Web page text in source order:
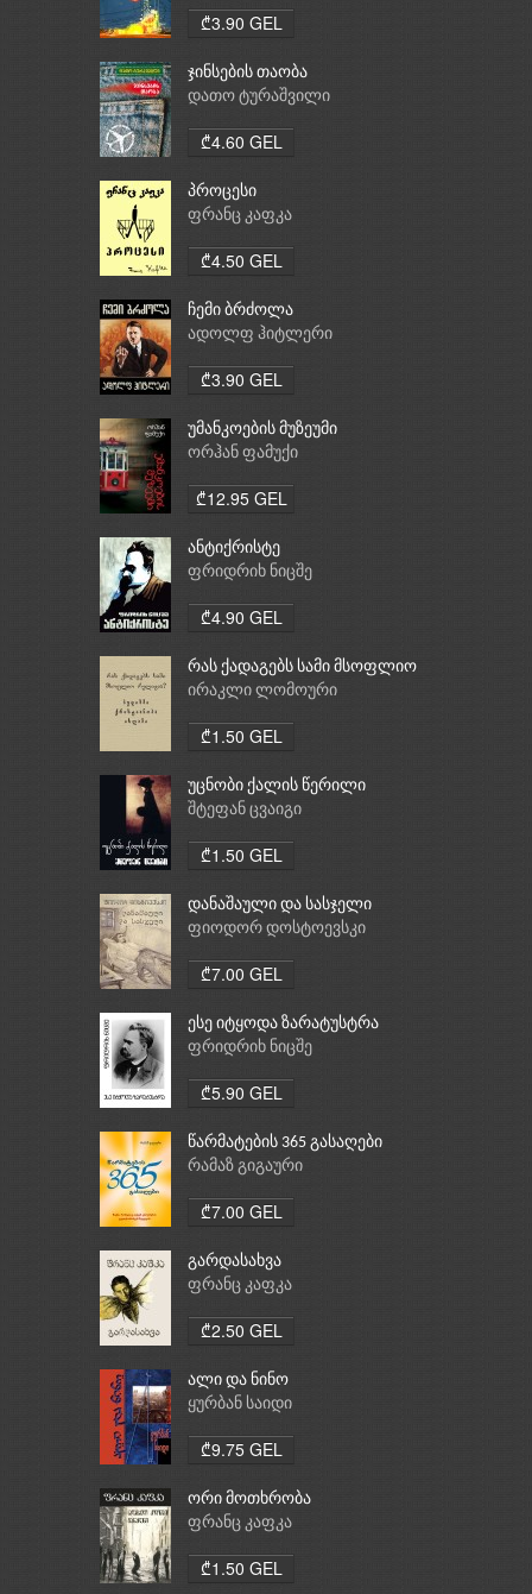
₾3.90 GEL
ჯინსების თაობა
დათო ტურაშვილი
₾4.60 GEL
პროცესი
ფრანც კაფკა
₾4.50 GEL
ჩემი ბრძოლა
ადოლფ ჰიტლერი
₾3.90 GEL
უმანკოების მუზეუმი
ორჰან ფამუქი
₾12.95 GEL
ანტიქრისტე
ფრიდრიხ ნიცშე
₾4.90 GEL
რას ქადაგებს სამი მსოფლიო
რელიგია: ბუდიზმი,
ირაკლი ლომოური
₾1.50 GEL
უცნობი ქალის წერილი
შტეფან ცვაიგი
₾1.50 GEL
დანაშაული და სასჯელი
ფიოდორ დოსტოევსკი
₾7.00 GEL
ესე იტყოდა ზარატუსტრა
ფრიდრიხ ნიცშე
₾5.90 GEL
წარმატების 365 გასაღები
რამაზ გიგაური
₾7.00 GEL
გარდასახვა
ფრანც კაფკა
₾2.50 GEL
ალი და ნინო
ყურბან საიდი
₾9.75 GEL
ორი მოთხრობა
ფრანც კაფკა
₾1.50 GEL